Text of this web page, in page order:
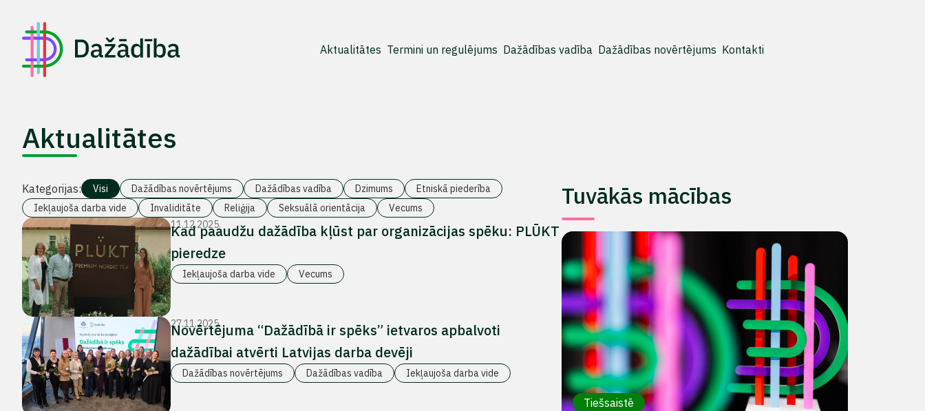
Aktualitātes Termini un regulējums Dažādības vadība Dažādības novērtējums Kontakti
Aktualitātes
Kategorijas: Visi Dažādības novērtējums Dažādības vadība Dzimums
Etniskā piederība
Iekļaujoša darba vide
Invaliditāte Reliģija Seksuālā orientācija
Vecums
11.12.2025.
Kad paaudžu dažādība kļūst par organizācijas spēku: PLŪKT
pieredze
Iekļaujoša darba vide Vecums
27.11.2025.
Novērtējuma “Dažādībā ir spēks” ietvaros apbalvoti
dažādībai atvērti Latvijas darba devēji
Dažādības novērtējums Dažādības vadība Iekļaujoša darba vide
Tuvākās mācības
Tiešsaistē